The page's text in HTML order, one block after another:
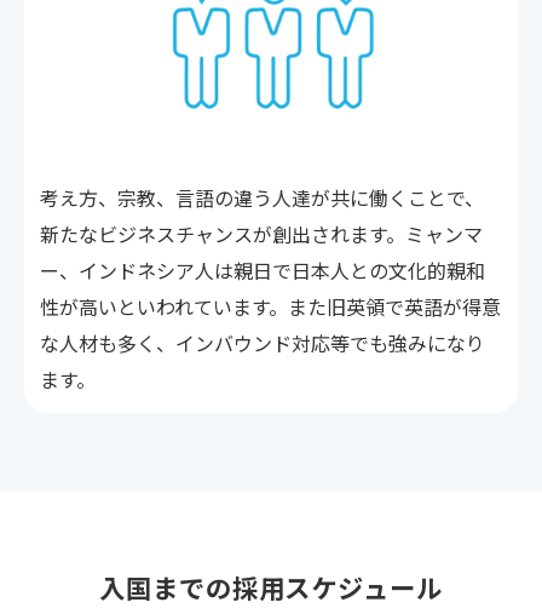
考え方、宗教、言語の違う人達が共に働くことで、
新たなビジネスチャンスが創出されます。ミャンマ
ー、インドネシア人は親日で日本人との文化的親和
性が高いといわれています。また旧英領で英語が得意
な人材も多く、インバウンド対応等でも強みになり
ます。
入国までの採用スケジュール